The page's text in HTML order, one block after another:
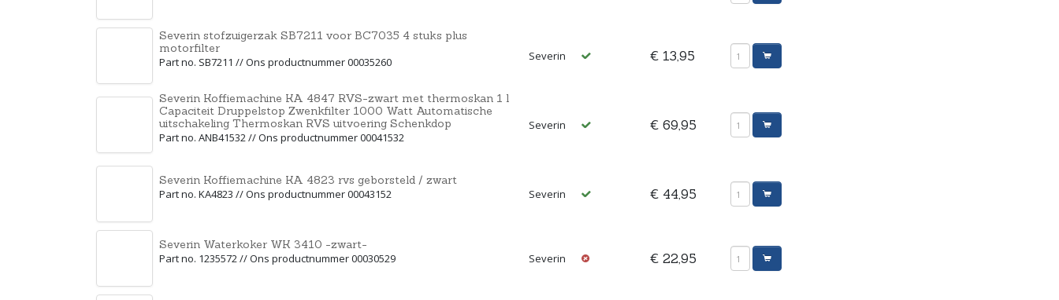
Severin stofzuigerzak SB7211 voor BC7035 4 stuks plus
motorfilter
Part no. SB7211 // Ons productnummer 00035260
Severin € 13,95
Severin Koffiemachine KA 4847 RVS-zwart met thermoskan 1 l
Capaciteit Druppelstop Zwenkfilter 1000 Watt Automatische
uitschakeling Thermoskan RVS uitvoering Schenkdop
Part no. ANB41532 // Ons productnummer 00041532
Severin € 69,95
Severin Koffiemachine KA 4823 rvs geborsteld / zwart
Part no. KA4823 // Ons productnummer 00043152
Severin € 44,95
Severin Waterkoker WK 3410 -zwart-
Part no. 1235572 // Ons productnummer 00030529
Severin € 22,95